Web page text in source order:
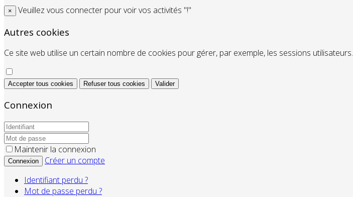
× Veuillez vous connecter pour voir vos activités "!"
Autres cookies
Ce site web utilise un certain nombre de cookies pour gérer, par exemple, les sessions utilisateurs.
Accepter tous cookies Refuser tous cookies Valider
Connexion
Maintenir la connexion
Connexion
Créer un compte
Identifiant perdu ?
Mot de passe perdu ?